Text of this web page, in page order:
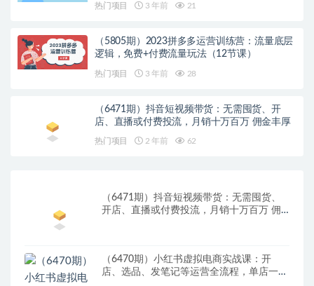
热门项目 3 年前 21
（5805期）2023拼多多运营训练营：流量底层
逻辑，免费+付费流量玩法（12节课）
热门项目 3 年前 28
（6471期）抖音短视频带货：无需囤货、开
店、直播或付费投流，月销十万百万 佣金丰厚
热门项目 2 年前 62
（6471期）抖音短视频带货：无需囤货、
开店、直播或付费投流，月销十万百万 佣
（6470期）小红书虚拟电商实战课：开
店、选品、发笔记等运营全流程，单店一天